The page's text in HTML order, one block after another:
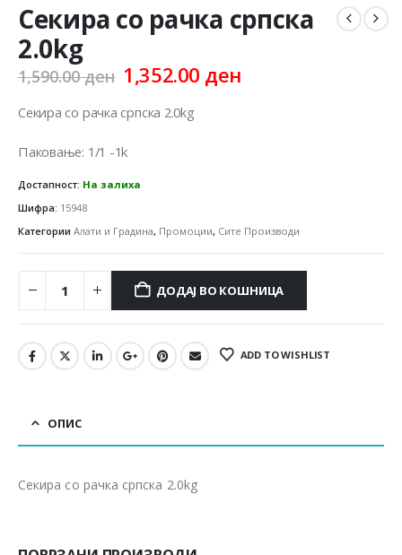
Секира со рачка српска
2.0kg
1,590.00ден Original
price
was:
1,352.00 ден
Секира со рачка српска 2.0kg
Паковање: 1/1 -1k
Достапност: На залиха
Шифра: 15948
Категории Алати и Градина, Промоции, Сите Производи
ДОДАЈ ВО КОШНИЦА
ADD TO WISHLIST
ОПИС
Секира со рачка српска 2.0kg